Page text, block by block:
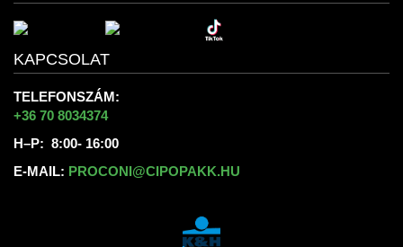
KAPCSOLAT
TELEFONSZÁM:
+36 70 8034374
H–P: 8:00- 16:00
E-MAIL: PROCONI@CIPOPAKK.HU